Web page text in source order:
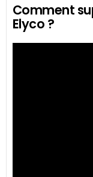
Comment
Elyco ?